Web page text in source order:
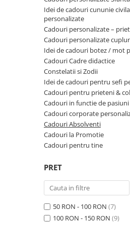
Idei de cadouri cununie
personalizate
Cadouri personalizate –
Cadouri personalizate
Idei de cadouri botez / mot
Cadouri Cadre didactice
Constelatii si Zodii
Idei de cadouri pentru sefi
Cadouri pentru prieteni &
Cadouri in functie de pasiuni
Cadouri corporate
Cadouri Absolventi
Cadouri la Promotie
Cadouri pentru tine
PRET
50 RON - 100 RON (7)
100 RON - 150 RON (9)